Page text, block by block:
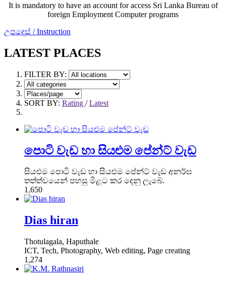
It is mandatory to have an account for access Sri Lanka Bureau of
foreign Employment Computer programs
උපදෙස් / Instruction
LATEST PLACES
FILTER BY:
SORT BY: Rating /Latest
පොටි වැඩ හා සියළුම පේන්ට් වැඩ
සියළුම පොටි වැඩ හා සියළුම පේන්ට් වැඩ අනර්ඝ
තත්ත්වයෙන් පහසු මිළට කර දෙනු ලැබේ.
1,650
Dias hiran
Thotulagala, Haputhale
ICT, Tech, Photography, Web editing, Page creating
1,274